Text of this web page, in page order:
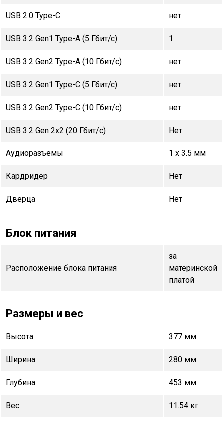
USB 2.0 Type-С нет
USB 3.2 Gen1 Type-A (5 Гбит/с) 1
USB 3.2 Gen2 Type-A (10 Гбит/с) нет
USB 3.2 Gen1 Type-C (5 Гбит/с) нет
USB 3.2 Gen2 Type-C (10 Гбит/с) нет
USB 3.2 Gen 2x2 (20 Гбит/с) Нет
Аудиоразъемы 1 x 3.5 мм
Кардридер Нет
Дверца Нет
Блок питания
Расположение блока питания
за
материнской
платой
Размеры и вес
Высота 377 мм
Ширина 280 мм
Глубина 453 мм
Вес 11.54 кг